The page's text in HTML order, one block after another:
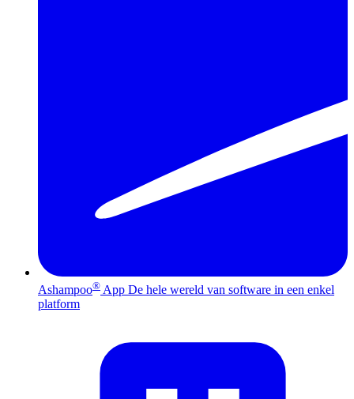
Ashampoo® App De hele wereld van software in een enkel
platform